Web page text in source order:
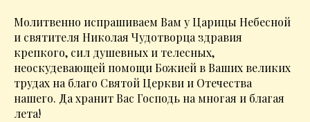
Молитвенно испрашиваем Вам у Царицы Небесной
и святителя Николая Чудотворца здравия
крепкого, сил душевных и телесных,
неоскудевающей помощи Божией в Ваших великих
трудах на благо Святой Церкви и Отечества
нашего. Да хранит Вас Господь на многая и благая
лета!